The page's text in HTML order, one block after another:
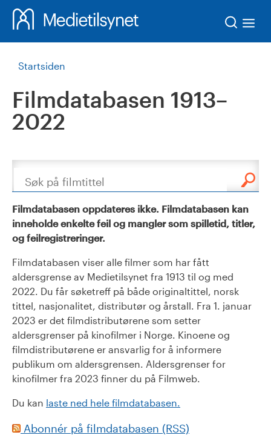
Startsiden
Filmdatabasen 1913–
2022
Søk
Filmdatabasen oppdateres ikke. Filmdatabasen kan
inneholde enkelte feil og mangler som spilletid, titler,
og feilregistreringer.
Filmdatabasen viser alle filmer som har fått
aldersgrense av Medietilsynet fra 1913 til og med
2022. Du får søketreff på både originaltittel, norsk
tittel, nasjonalitet, distributør og årstall. Fra 1. januar
2023 er det filmdistributørene som setter
aldersgrenser på kinofilmer i Norge. Kinoene og
filmdistributørene er ansvarlig for å informere
publikum om aldersgrensen. Aldersgrenser for
kinofilmer fra 2023 finner du på Filmweb.
Du kan laste ned hele filmdatabasen.
Abonnér på filmdatabasen (RSS)